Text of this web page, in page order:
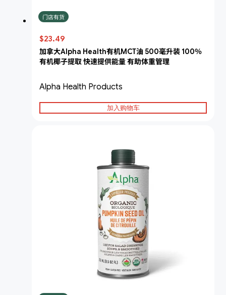
门店有货
$23.49
加拿大Alpha Health有机MCT油 500毫升装 100％
有机椰子提取 快速提供能量 有助体重管理
Alpha Health Products
加入购物车